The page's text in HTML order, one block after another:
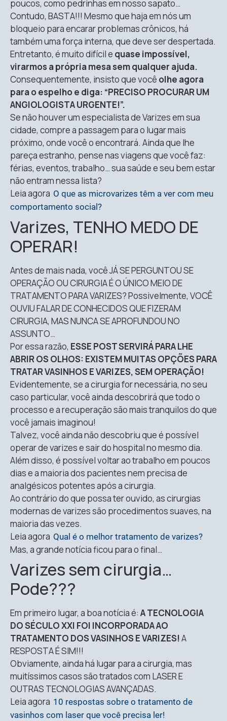
poucos, como pedrinhas em nosso sapato…
Contudo, BASTA!!! Mesmo que haja em nós um
bloqueio para encarar problemas crônicos, há
também uma força interna, que deve ser despertada.
Entretanto, é muito difícil e quase impossível,
virarmos a própria mesa sem qualquer ajuda.
Consequentemente, insisto que você olhe agora
para o espelho e diga: “PRECISO PROCURAR UM
ANGIOLOGISTA URGENTE!”.
Se não houver um especialista de Varizes em sua
cidade, compre a passagem para o lugar mais
próximo, onde você o encontrará. Ainda que lhe
pareça estranho, pense nas viagens que você faz:
férias, eventos, trabalho… sua saúde e seu bem estar
não entram nessa lista?
Leia agora O que as microvarizes têm a ver com meu
comportamento social?
Varizes, TENHO MEDO DE
OPERAR!
Antes de mais nada, você JÁ SE PERGUNTOU SE
OPERAÇÃO OU CIRURGIA É O ÚNICO MEIO DE
TRATAMENTO PARA VARIZES? Possivelmente, VOCÊ
OUVIU FALAR DE CONHECIDOS QUE FIZERAM
CIRURGIA, MAS NUNCA SE APROFUNDOU NO
ASSUNTO…
Por essa razão, ESSE POST SERVIRÁ PARA LHE
ABRIR OS OLHOS: EXISTEM MUITAS OPÇÕES PARA
TRATAR VASINHOS E VARIZES, SEM OPERAÇÃO!
Evidentemente, se a cirurgia for necessária, no seu
caso particular, você ainda descobrirá que todo o
processo e a recuperação sãomais tranquilos do que
você jamais imaginou!
Talvez, você ainda não descobriu que é possível
operar de varizes e sair do hospital no mesmo dia.
Além disso, é possível voltar ao trabalho em poucos
dias e a maioria dos pacientes nem precisa de
analgésicos potentes após a cirurgia.
Ao contrário do que possa ter ouvido, as cirurgias
modernas de varizes são procedimentos suaves, na
maioria das vezes.
Leia agora Qual é o melhor tratamento de varizes?
Mas, a grande notícia ficou para o final…
Varizes sem cirurgia…
Pode???
Em primeiro lugar, a boa notícia é: A TECNOLOGIA
DO SÉCULO XXI FOI INCORPORADA AO
TRATAMENTO DOS VASINHOS E VARIZES!A
RESPOSTA É SIM!!!
Obviamente, ainda há lugar para a cirurgia, mas
muitíssimos casos são tratados com LASER E
OUTRAS TECNOLOGIAS AVANÇADAS.
Leia agora 10 respostas sobre o tratamento de
vasinhos com laser que você precisa ler!